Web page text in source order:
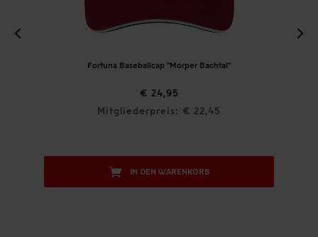
Fortuna Baseballcap "Morper Bachtal"
€ 24,95
Mitgliederpreis: € 22,45
IN DEN WARENKORB